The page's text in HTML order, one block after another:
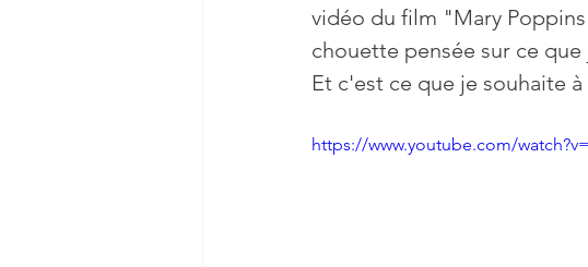
vidéo du film "Mary
chouette pensée sur ce
Et c'est ce que je souhaite
https://www.youtube.com/